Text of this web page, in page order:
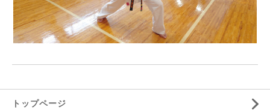
トップページ